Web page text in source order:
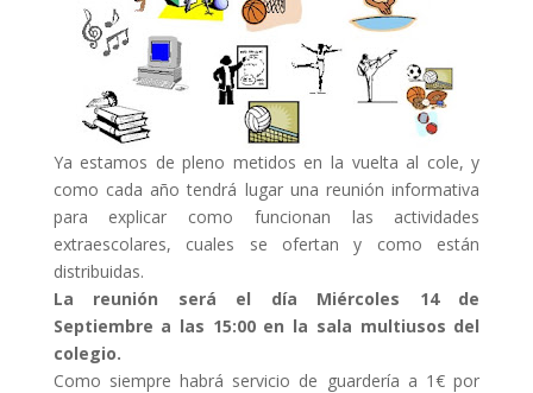
Ya estamos de pleno metidos en la vuelta al cole, y
como cada año tendrá lugar una reunión informativa
para explicar como funcionan las actividades
extraescolares, cuales se ofertan y como están
distribuidas.
La reunión será el día Miércoles 14 de
Septiembre a las 15:00 en la sala multiusos del
colegio.
Como siempre habrá servicio de guardería a 1€ por